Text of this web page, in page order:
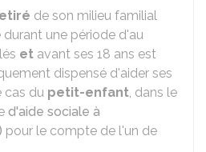
de son milieu familial
durant une période d'au
et avant ses 18 ans est
dispensé d'aider ses
cas du petit-enfant, dans le
d'aide sociale à
pour le compte de l'un de